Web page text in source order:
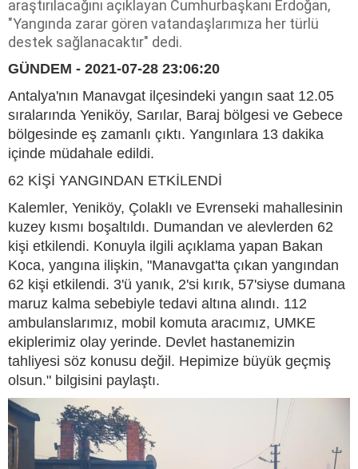
araştırılacağını açıklayan Cumhurbaşkanı Erdoğan,
"Yangında zarar gören vatandaşlarımıza her türlü
destek sağlanacaktır" dedi.
GÜNDEM - 2021-07-28 23:06:20
Antalya'nın Manavgat ilçesindeki yangın saat 12.05
sıralarında Yeniköy, Sarılar, Baraj bölgesi ve Gebece
bölgesinde eş zamanlı çıktı. Yangınlara 13 dakika
içinde müdahale edildi.
62 KİŞİ YANGINDAN ETKİLENDİ
Kalemler, Yeniköy, Çolaklı ve Evrenseki mahallesinin
kuzey kısmı boşaltıldı. Dumandan ve alevlerden 62
kişi etkilendi. Konuyla ilgili açıklama yapan Bakan
Koca, yangına ilişkin, "Manavgat'ta çıkan yangından
62 kişi etkilendi. 3'ü yanık, 2'si kırık, 57'siyse dumana
maruz kalma sebebiyle tedavi altına alındı. 112
ambulanslarımız, mobil komuta aracımız, UMKE
ekiplerimiz olay yerinde. Devlet hastanemizin
tahliyesi söz konusu değil. Hepimize büyük geçmiş
olsun." bilgisini paylaştı.